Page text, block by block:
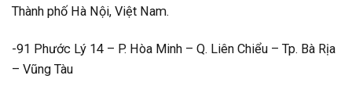
Thành phố Hà Nội, Việt Nam.
-91 Phước Lý 14 – P. Hòa Minh – Q. Liên Chiểu – Tp. Bà Rịa
– Vũng Tàu